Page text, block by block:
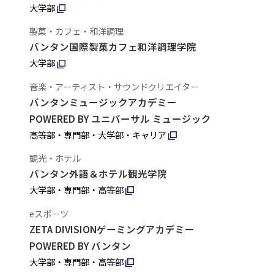
大学部
製菓・カフェ・和洋調理
バンタン国際製菓カフェ和洋調理学院
大学部
音楽・アーティスト・サウンドクリエイター
バンタンミュージックアカデミー
POWERED BY ユニバーサル ミュージック
高等部・専門部・大学部・キャリア
観光・ホテル
バンタン外語＆ホテル観光学院
大学部・専門部・高等部
eスポーツ
ZETA DIVISIONゲーミングアカデミー
POWERED BY バンタン
大学部・専門部・高等部